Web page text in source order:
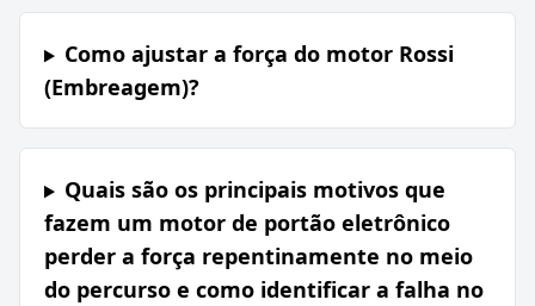
Como ajustar a força do motor Rossi
(Embreagem)?
Quais são os principais motivos que
fazem um motor de portão eletrônico
perder a força repentinamente no meio
do percurso e como identificar a falha no